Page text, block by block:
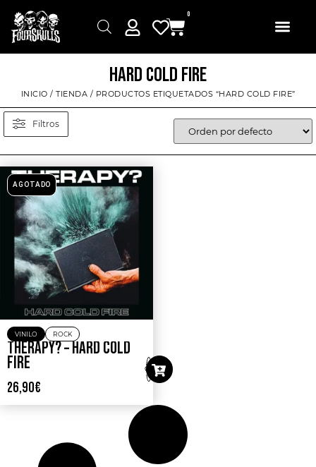
0
HARD COLD FIRE
INICIO / TIENDA / PRODUCTOS ETIQUETADOS “HARD COLD FIRE”
Filtros
AGOTADO
VINILO ROCK
THERAPY? – HARD COLD
FIRE
26,90€